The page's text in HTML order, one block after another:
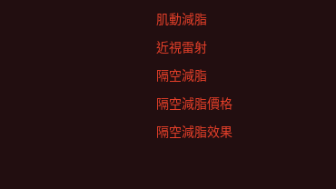
肌動減脂
近視雷射
隔空減脂
隔空減脂價格
隔空減脂效果